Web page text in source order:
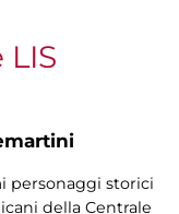
personaggi storici
della Centrale